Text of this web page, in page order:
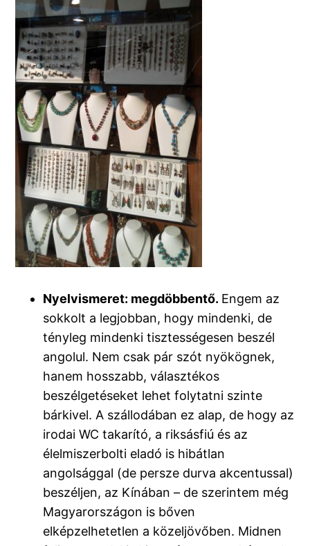
Nyelvismeret: megdöbbentő. Engem az
sokkolt a legjobban, hogy mindenki, de
tényleg mindenki tisztességesen beszél
angolul. Nem csak pár szót nyökögnek,
hanem hosszabb, választékos
beszélgetéseket lehet folytatni szinte
bárkivel. A szállodában ez alap, de hogy az
irodai WC takarító, a riksásfiú és az
élelmiszerbolti eladó is hibátlan
angolsággal (de persze durva akcentussal)
beszéljen, az Kínában – de szerintem még
Magyarországon is bőven
elképzelhetetlen a közeljövőben. Midnen